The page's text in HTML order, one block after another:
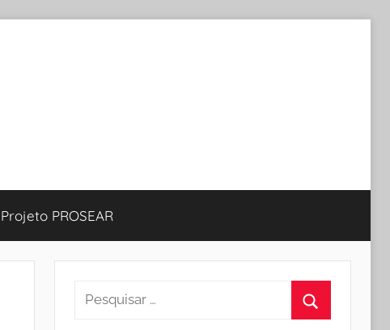
Projeto PROSEAR
Pesquisar